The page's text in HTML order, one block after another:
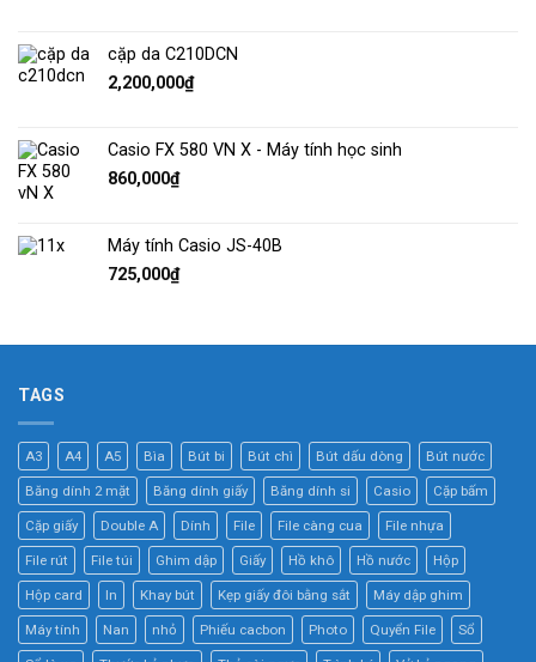
cặp da C210DCN
2,200,000₫
Casio FX 580 VN X - Máy tính học sinh
860,000₫
Máy tính Casio JS-40B
725,000₫
TAGS
A3 A4 A5 Bìa Bút bi Bút chì Bút dấu dòng Bút nước
Băng dính 2 mặt Băng dính giấy Băng dính si Casio Cặp bấm
Cặp giấy Double A Dính File File càng cua File nhựa
File rút File túi Ghim dập Giấy Hồ khô Hồ nước Hộp
Hộp card In Khay bút Kẹp giấy đôi bằng sắt Máy dập ghim
Máy tính Nan nhỏ Phiếu cacbon Photo Quyển File Sổ